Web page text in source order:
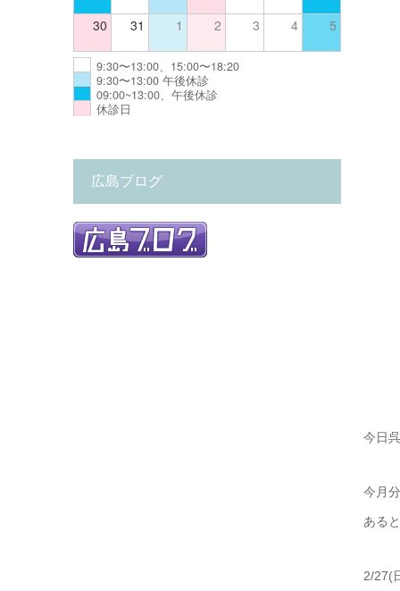
今日
今月
ある
2/27(
30 31 1 2 3 4 5
9:30〜13:00、15:00〜18:20
9:30〜13:00 午後休診
09:00~13:00、午後休診
休診日
広島ブログ